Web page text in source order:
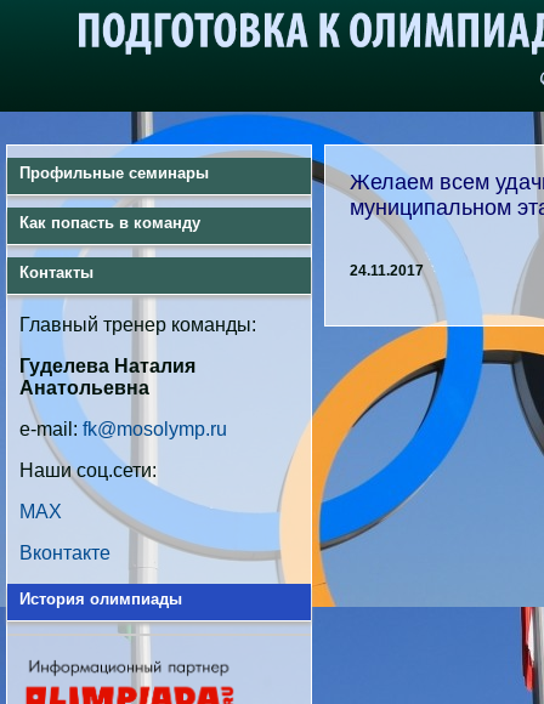
Профильные семинары
Как попасть в команду
Контакты
Главный тренер команды:
Гуделева Наталия
Анатольевна
e-mail: fk@mosolymp.ru
Наши соц.сети:
MAX
Вконтакте
История олимпиады
Желаем всем
муниципальном
24.11.2017